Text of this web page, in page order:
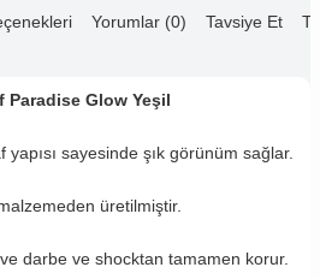
Yorumlar (0) Tavsiye Et
Paradise Glow Yeşil
yapısı sayesinde şık görünüm sağlar.
üretilmiştir.
darbe ve shocktan tamamen korur.